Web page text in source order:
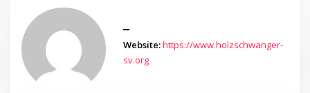
_
Website:https://www.holzschwanger-
sv.org